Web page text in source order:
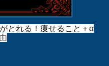
とれる！痩せること＋α